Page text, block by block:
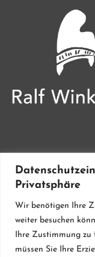
Privatsphäre
Wir benötigen Ihre
weiter besuchen
Ihre Zustimmung
müssen Sie Ihre
Lieferanten &
Werkstatt
Flügel &